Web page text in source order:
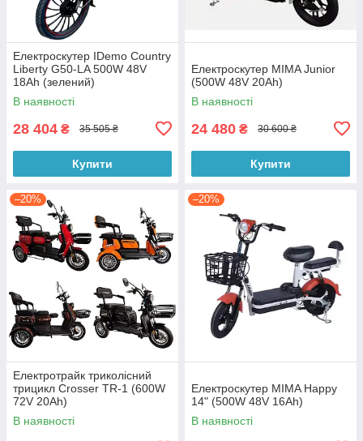
Електроскутер IDemo Country
Liberty G50-LA 500W 48V
18Ah (зелений)
В наявності
28 404 ₴ 35 505 ₴
Купити
Електроскутер MIMA Junior
(500W 48V 20Ah)
В наявності
24 480 ₴ 30 600 ₴
Купити
–20%
Електротрайк триколісний
трицикл Crosser TR-1 (600W
72V 20Ah)
В наявності
–20%
Електроскутер MIMA Happy
14" (500W 48V 16Ah)
В наявності